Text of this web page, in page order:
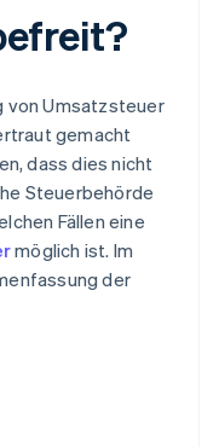
von Umsatzsteuer
gemacht
dass dies nicht
Steuerbehörde
Fällen eine
möglich ist. Im
der